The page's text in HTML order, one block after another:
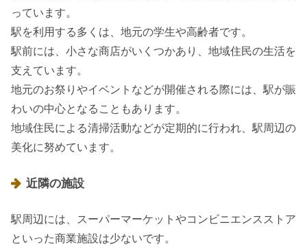
っています。
駅を利用する多くは、地元の学生や高齢者です。
駅前には、小さな商店がいくつかあり、地域住民の生活を
支えています。
地元のお祭りやイベントなどが開催される際には、駅が賑
わいの中心となることもあります。
地域住民による清掃活動などが定期的に行われ、駅周辺の
美化に努めています。
近隣の施設
駅周辺には、スーパーマーケットやコンビニエンスストア
といった商業施設は少ないです。